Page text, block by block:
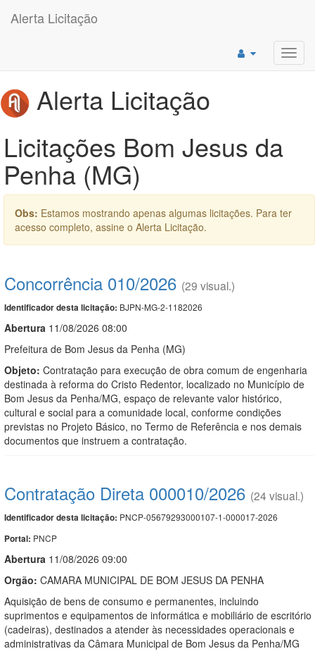
Alerta Licitação
Alerta Licitação
Licitações Bom Jesus da
Penha (MG)
Obs: Estamos mostrando apenas algumas licitações. Para ter
acesso completo, assine o Alerta Licitação.
Concorrência 010/2026 (29 visual.)
Identificador desta licitação: BJPN-MG-2-1182026
Abertura 11/08/2026 08:00
Prefeitura de Bom Jesus da Penha (MG)
Objeto: Contratação para execução de obra comum de engenharia
destinada à reforma do Cristo Redentor, localizado no Município de
Bom Jesus da Penha/MG, espaço de relevante valor histórico,
cultural e social para a comunidade local, conforme condições
previstas no Projeto Básico, no Termo de Referência e nos demais
documentos que instruem a contratação.
Contratação Direta 000010/2026 (24 visual.)
Identificador desta licitação: PNCP-05679293000107-1-000017-2026
Portal: PNCP
Abertura 11/08/2026 09:00
Orgão: CAMARA MUNICIPAL DE BOM JESUS DA PENHA
Aquisição de bens de consumo e permanentes, incluindo
suprimentos e equipamentos de informática e mobiliário de escritório
(cadeiras), destinados a atender às necessidades operacionais e
administrativas da Câmara Municipal de Bom Jesus da Penha/MG